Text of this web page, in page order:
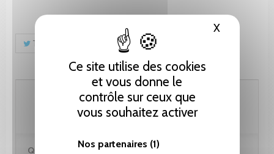
Ce site utilise des cookies
et vous donne le
contrôle sur ceux que
vous souhaitez activer
Nos partenaires (1)
XMasquer
Tweet Pinterest
51.30 CHF
Quantité :